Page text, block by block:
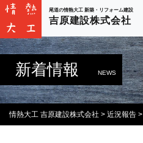
尾道の情熱大工 新築・リフォーム建設
吉原建設株式会社
新着情報 NEWS
情熱大工 吉原建設株式会社 > 近況報告 >